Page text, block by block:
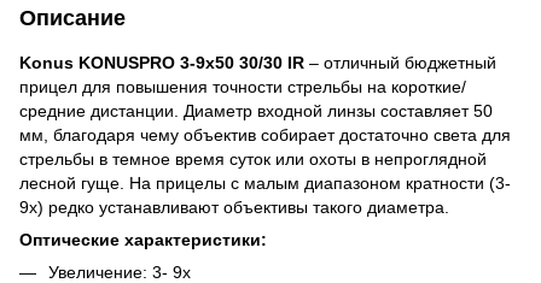
Описание
Konus KONUSPRO 3-9x50 30/30 IR – отличный бюджетный
прицел для повышения точности стрельбы на короткие/
средние дистанции. Диаметр входной линзы составляет 50
мм, благодаря чему объектив собирает достаточно света для
стрельбы в темное время суток или охоты в непроглядной
лесной гуще. На прицелы с малым диапазоном кратности (3-
9х) редко устанавливают объективы такого диаметра.
Оптические характеристики:
Увеличение: 3- 9x